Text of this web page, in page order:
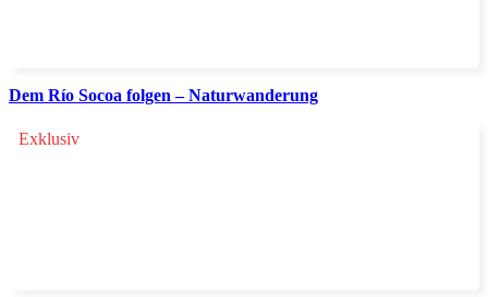
Dem Río Socoa folgen – Naturwanderung
Exklusiv